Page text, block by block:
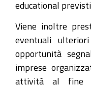
educational
Viene inoltre
eventuali
opportunità
imprese
attività al fine